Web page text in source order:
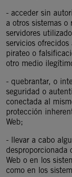
- acceder sin
a otros sistemas o
servidores
servicios
pirateo o
otro medio
- quebrantar, o
seguridad o
conectada al
protección
Web;
- llevar a cabo
desproporcionada
Web o en los
como en los